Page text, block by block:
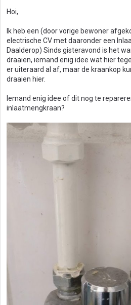
Hoi,
Ik heb een (door vorige bewoner
electrische CV met daaronder een
Daalderop) Sinds gisteravond is het
draaien, iemand enig idee wat hier
er uiteraard al af, maar de kraankop
draaien hier.
Iemand enig idee of dit nog te
inlaatmengkraan?